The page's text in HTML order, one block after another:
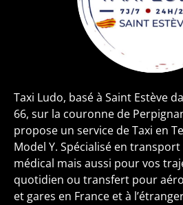
Taxi Ludo, basé à Saint Estève
66, sur la couronne de
propose un service de Taxi en
Model Y. Spécialisé en transport
médical mais aussi pour vos
quotidien ou transfert pour
et gares en France et à